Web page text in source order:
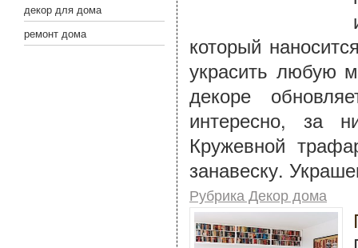
который
украсить любую
декоре
интересно, за
Кружевной
занавеску.
Рубрика Декор дома
декор для дома
ремонт дома